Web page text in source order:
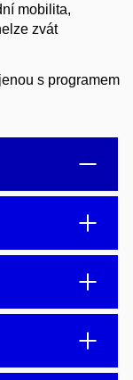
mobilita,
zvát
s programem